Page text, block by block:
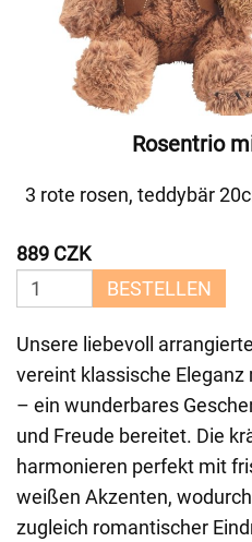
Rosentrio
3 rote rosen, teddybär
889 CZK
BESTELLEN
Unsere liebevoll
vereint klassische
– ein wunderbares
und Freude bereitet. Die
harmonieren perfekt mit
weißen Akzenten,
zugleich romantischer